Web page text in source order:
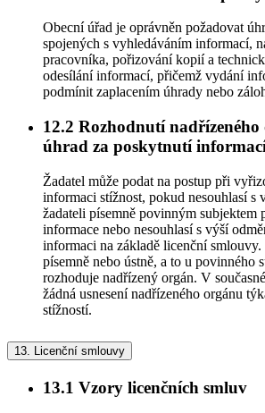
Obecní úřad je oprávněn požadovat
spojených s vyhledáváním informací,
pracovníka, pořizování kopií a
odesílání informací, přičemž vydání
podmínit zaplacením úhrady nebo
12.2 Rozhodnutí nadřízeného
úhrad za poskytnutí
Žadatel může podat na postup při
informaci stížnost, pokud nesouhlasí s
žadateli písemně povinným subjektem
informace nebo nesouhlasí s výší
informaci na základě licenční smlouvy.
písemně nebo ústně, a to u povinného
rozhoduje nadřízený orgán. V
žádná usnesení nadřízeného orgánu
stížností.
13. Licenční smlouvy
13.1 Vzory licenčních smluv